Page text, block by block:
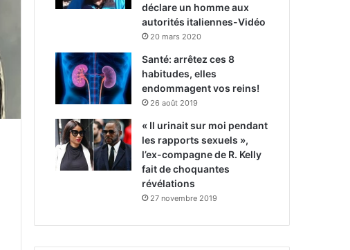
déclare un homme aux
autorités italiennes-Vidéo
20 mars 2020
Santé: arrêtez ces 8
habitudes, elles
endommagent vos reins!
26 août 2019
« Il urinait sur moi pendant
les rapports sexuels »,
l’ex-compagne de R. Kelly
fait de choquantes
révélations
27 novembre 2019